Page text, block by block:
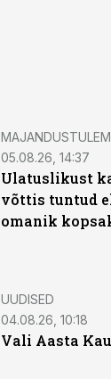
05.08.26, 14:37
Ulatuslikust
võttis tuntud
omanik
UUDISED
04.08.26, 10:18
Vali Aasta